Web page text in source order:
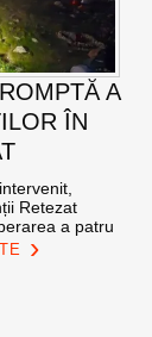
A
ÎN
Retezat
a patru